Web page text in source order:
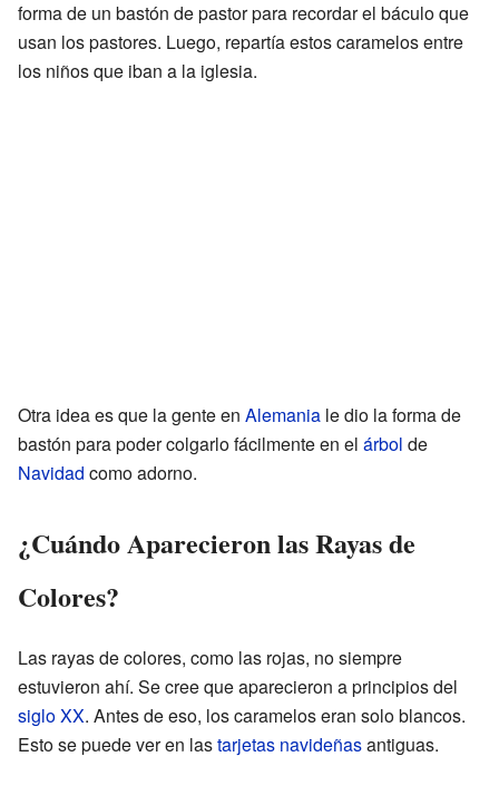
forma de un bastón de pastor para recordar el báculo que
usan los pastores. Luego, repartía estos caramelos entre
los niños que iban a la iglesia.
Otra idea es que la gente en Alemania le dio la forma de
bastón para poder colgarlo fácilmente en el árbol de
Navidad como adorno.
¿Cuándo Aparecieron las Rayas de
Colores?
Las rayas de colores, como las rojas, no siempre
estuvieron ahí. Se cree que aparecieron a principios del
siglo XX. Antes de eso, los caramelos eran solo blancos.
Esto se puede ver en lastarjetas navideñasantiguas.